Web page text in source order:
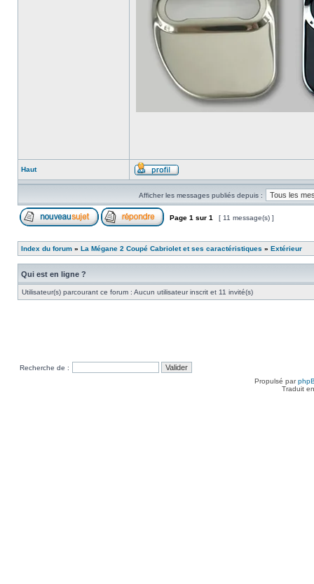
Haut
Afficher les messages publiés depuis :
Page 1 sur 1 [ 11 message(s) ]
Index du forum » La Mégane 2 Coupé Cabriolet et ses caractéristiques » Extérieur
Qui est en ligne ?
Utilisateur(s) parcourant ce forum : Aucun utilisateur inscrit et 11 invité(s)
Recherche de :
Propulsé par
Traduit